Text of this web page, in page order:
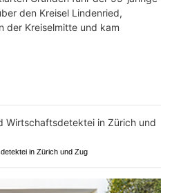
den Kreisel Lindenried,
der Kreiselmitte und kam
in Zürich und Zug